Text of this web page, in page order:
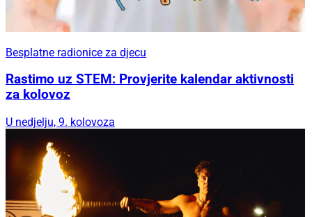
Besplatne radionice za djecu
Rastimo uz STEM: Provjerite kalendar aktivnosti
za kolovoz
U nedjelju, 9. kolovoza